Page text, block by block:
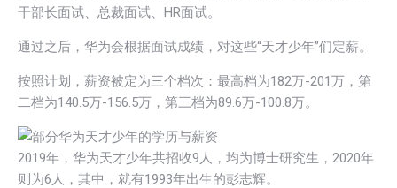
干部长面试、总裁面试、HR面试。
通过之后，华为会根据面试成绩，对这些“天才少年”们定薪。
按照计划，薪资被定为三个档次：最高档为182万-201万，第
二档为140.5万-156.5万，第三档为89.6万-100.8万。
2019年，华为天才少年共招收9人，均为博士研究生，2020年
则为6人，其中，就有1993年出生的彭志辉。